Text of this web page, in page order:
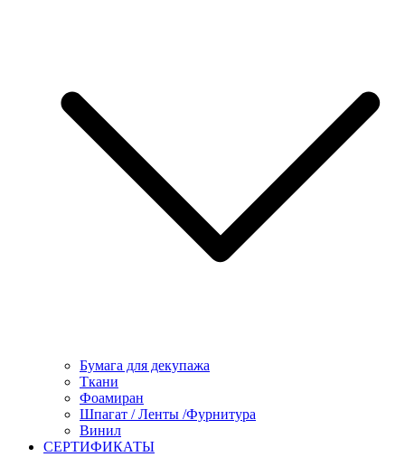
Бумага для декупажа
Ткани
Фоамиран
Шпагат / Ленты /Фурнитура
Винил
СЕРТИФИКАТЫ